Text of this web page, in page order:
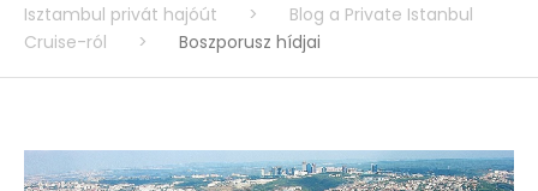
Isztambul privát hajóút >
Blog a Private Istanbul
Cruise-ról
> Boszporusz hídjai